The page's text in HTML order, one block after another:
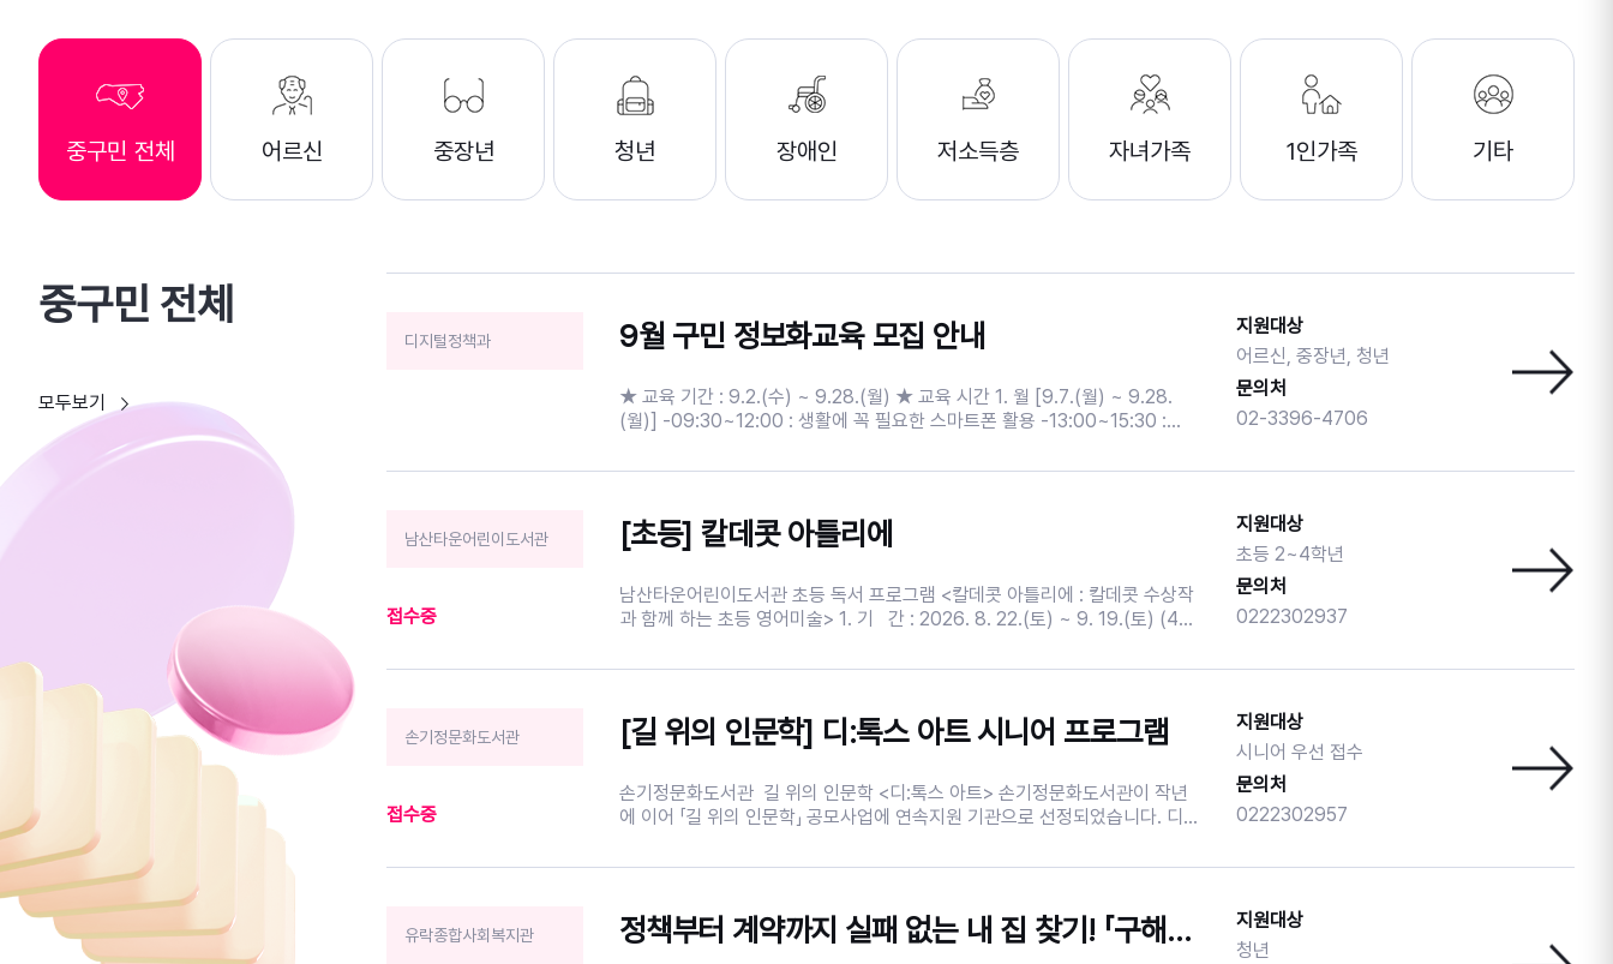
중구민 전체 어르신 중장년 청년 장애인 저소득층 자녀가족 1인가족 기타
중구민 전체
모두보기
디지털정책과 9월 구민 정보화교육 모집 안내
★ 교육 기간 : 9.2.(수) ~ 9.28.(월) ★ 교육 시간 1. 월 [9.7.(월) ~ 9.28.
(월)] -09:30~12:00 : 생활에 꼭 필요한 스마트폰 활용 -13:00~15:30 :
관리 문서만들기 2. 수 [9.2.(수) ~ 9.23.(수)] -09:30~12:00 : 키오스크 현
우기 -15:30~18:00 : 스마트폰으로 시작하는 생성형 AI ★ 교육 대상 : 주민
등록상 중구민 및 관내사업자 ★ 신청 일정 - 신청 기간 : 8.15.(토) 9시 ~
8.31.(월) 17시 (미달 강좌에 한해 제한없이 신청가능) ★ 신청 방법 - 인터넷
신청 : 중구청 정보화교육 홈페이지 (junggu.seoul.kr)>분야별안내>교육>구
민정보화교육 - 전화 신청 : 중구 구민정보화교육 콜센터 (02-1644-7128)
지원대상
어르신, 중장년, 청년
문의처
02-3396-4706
남산타운어린이도서관
접수중
[초등] 칼데콧 아틀리에
남산타운어린이도서관 초등 독서 프로그램 <칼데콧 아틀리에 : 칼데콧 수상작
과 함께 하는 초등 영어미술> 1. 기 간 : 2026. 8. 22.(토) ~ 9. 19.(토) (4회
운어린이도서관 3층 달님실 4. 대 상 : 초등 2~4학년 12명 5. 내 용 : 영어그
수 : 중구구립도서관 홈페이지 선착순 신청 (중구민 우선 접수) ※보
호자 아이디로 신청시 [참여동기] 란에 [어린이 이름/나이]를 기재해 주세요. ※
립니다. ※ 자녀분 회원 아이디가 없을 경우 프로그램 신청시 참여동기 부분에
자녀나이와 이름을 꼭 적어주세요! ※ 프로그램 참여 시 홍보에 활용될 사진 촬
영에 동의하는 것으로 간주합니다. ※ 사전 연락 없이 불참할 경우 추후 프로그
지원대상
초등 2~4학년
문의처
0222302937
손기정문화도서관
접수중
[길 위의 인문학] 디:톡스 아트 시니어 프로그램
손기정문화도서관 길 위의 인문학 <디:톡스 아트> 손기정문화도서관이 작년
에 이어 「길 위의 인문학」 공모사업에 연속지원 기관으로 선정되었습니다. 디지
자기설계' 능력을 키울 수 있는 인문학 프로그램을 준비하였습니다. 이번 모집
통해 그 시절의 인생을 음악과 연결 시켜보는 <그 시절, 그 노래> 한국 대중음
악의 뿌리인 트로트를 중심으로 뇌 활성화 체험 <트로트로 젊어지는 뇌 건강교
지원대상
시니어 우선 접수
문의처
0222302957
유락종합사회복지관 정책부터 계약까지 실패 없는 내 집 찾기! 「구해볼까? 홈즈!」 참여자 모집
지원대상
청년